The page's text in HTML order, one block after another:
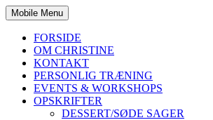
Mobile Menu
FORSIDE
OM CHRISTINE
KONTAKT
PERSONLIG TRÆNING
EVENTS & WORKSHOPS
OPSKRIFTER
DESSERT/SØDE SAGER